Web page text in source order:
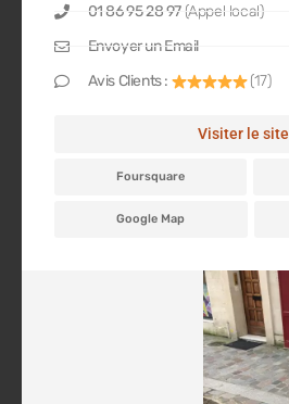
01 86 95 28 97 (Appel local)
Envoyer un Email
Avis Clients :
(17)
Visiter le site
Foursquare
Google Map